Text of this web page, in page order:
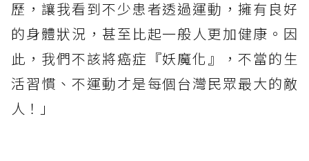
歷，讓我看到不少患者透過運動，擁有良好
的身體狀況，甚至比起一般人更加健康。因
此，我們不該將癌症『妖魔化』，不當的生
活習慣、不運動才是每個台灣民眾最大的敵
人！」